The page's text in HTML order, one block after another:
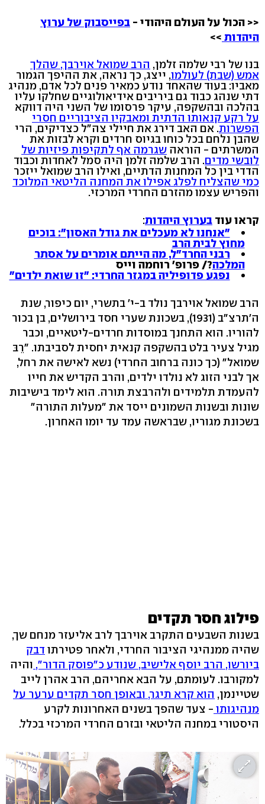
<< הכול על העולם היהודי - בפייסבוק של ערוץ
היהדות >>
בנו של רבי שלמה זלמן, הרב שמואל אוירבך, שהלך
אמש (שבת) לעולמו, ייצג, כך נראה, את ההיפך הגמור
מאביו: בעוד שהאחד נודע כמאיר פנים לכל אדם, מנהיג
דתי שנהג כבוד גם ביריבים אידיאולוגיים שחלקו עליו
בהלכה ובהשקפה, עיקר פרסומו של השני היה דווקא
על רקע קנאותו הדתית ומאבקיו הציבוריים חסרי
הפשרות. אם האב דירג את חיילי צה"ל כצדיקים, הרי
שהבן נלחם בכל כוחו בגיוס חרדים וקרא לבזות את
המשרתים - הוראה שגרמה אף לתקיפות פיזיות של
לובשי מדים. הרב שלמה זלמן היה סמל לאחדות וכבוד
הדדי בין כל המחנות הדתיים, ואילו הרב שמואל ייזכר
כמי שהצליח לפלג אפילו את המחנה הליטאי המלוכד
והפריש עצמו מהזרם החרדי המרכזי.
קראו עוד בערוץ היהדות:
"אנחנו לא מעכלים את גודל האסון": בוכים
מחוץ לבית הרב
רבני החרד"ל, מה הייתם אומרים על אסתר
המלכה?/ פרופ' רוחמה וייס
נפגע פדופיליה במגזר החרדי: "זו שואת ילדים"
הרב שמואל אוירבך נולד ב-י' בתשרי, יום כיפור, שנת
ה'תרצ"ב (1931), בשכונת שערי חסד בירושלים, בן בכור
להוריו. הוא התחנך במוסדות חרדים-ליטאיים, וכבר
מגיל צעיר בלט בהשקפה קנאית יחסית לסביבתו. "רֵבּ
שמואל" (כך כונה ברחוב החרדי) נשא לאישה את רחל,
אך לבני הזוג לא נולדו ילדים, והרב הקדיש את חייו
להעמדת תלמידים ולהרבצת תורה. הוא לימד בישיבות
שונות ובשנות השמונים ייסד את "מעלות התורה"
בשכונת מגוריו, שבראשה עמד עד יומו האחרון.
פילוג חסר תקדים
בשנות השבעים התקרב אוירבך לרב אליעזר מנחם שך,
שהיה ממנהיגי הציבור החרדי, ולאחר פטירתו דבק
ביורשו, הרב יוסף אלישיב, שנודע כ"פוסק הדור", והיה
למקורבו. לעומתם, על הבא אחריהם, הרב אהרן לייב
שטיינמן, הוא קרא תיגר, ובאופן חסר תקדים ערער על
מנהיגותו - צעד שהפך בשנים האחרונות לקרע
היסטורי במחנה הליטאי ובזרם החרדי המרכזי בכלל.